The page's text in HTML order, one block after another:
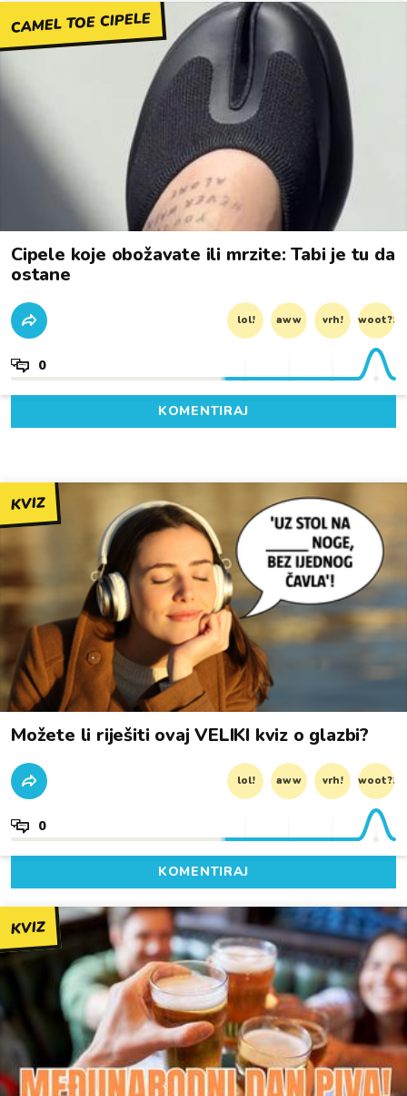
CAMEL TOE CIPELE
Cipele koje obožavate ili mrzite: Tabi je tu da
ostane
lol! aww vrh! woot?!
0
KOMENTIRAJ
KVIZ
Možete li riješiti ovaj VELIKI kviz o glazbi?
lol! aww vrh! woot?!
0
KOMENTIRAJ
KVIZ